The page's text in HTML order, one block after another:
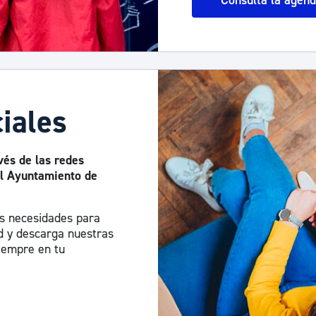
de las redes
Ayuntamiento de
necesidades para
y descarga nuestras
en tu